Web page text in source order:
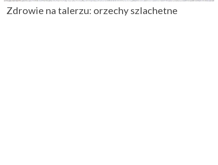
Zdrowie na talerzu: orzechy szlachetne